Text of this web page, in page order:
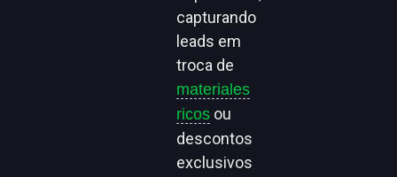
capturando
leads em
troca de
materiales
ricos ou
descontos
exclusivos